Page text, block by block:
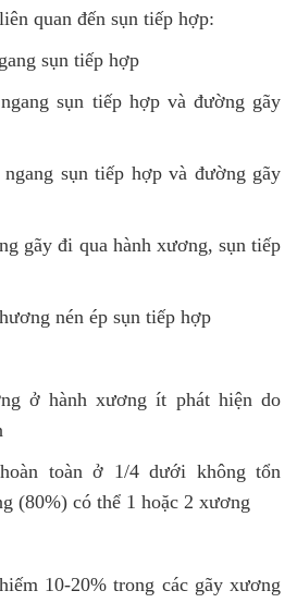
quan đến sụn tiếp hợp:
sụn tiếp hợp
sụn tiếp hợp và đường gãy
sụn tiếp hợp và đường gãy
gãy đi qua hành xương, sụn tiếp
nén ép sụn tiếp hợp
ở hành xương ít phát hiện do
toàn ở 1/4 dưới không tổn
(80%) có thể 1 hoặc 2 xương
10-20% trong các gãy xương